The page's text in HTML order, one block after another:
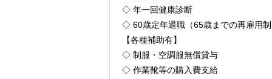
◇ 年一回健康診断
◇ 60歳定年退職（65歳までの再雇用
【各種補助有】
◇ 制服・空調服無償貸与
◇ 作業靴等の購入費支給